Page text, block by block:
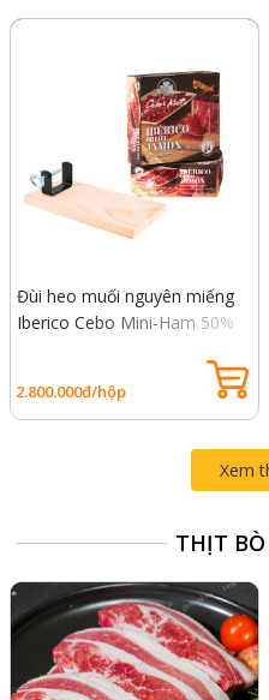
Đùi heo muối nguyên miếng
Iberico Cebo Mini-Ham 50%
2.800.000đ/hộp
Xem
THỊT